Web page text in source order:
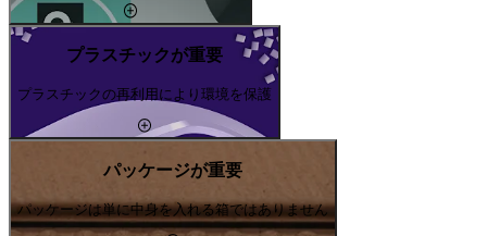
プラスチックが重要
プラスチックの再利用により環境を保護
パッケージが重要
パッケージは単に中身を入れる箱ではありません